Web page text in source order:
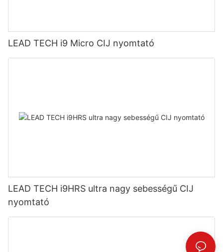
LEAD TECH i9 Micro CIJ nyomtató
LEAD TECH i9HRS ultra nagy sebességű CIJ
nyomtató